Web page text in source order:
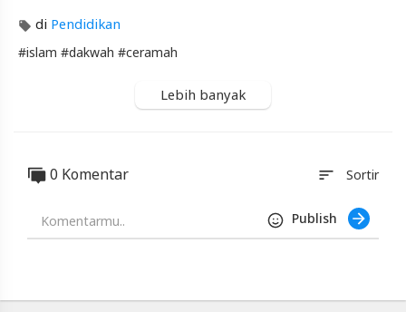
Platform
Berbagi
Video
Group
di Pendidikan
#islam​ #dakwah​ #ceramah
Lebih banyak
0 Komentar sort Sortir
Publish